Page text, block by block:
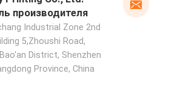
производителя
Industrial Zone 2nd
5,Zhoushi Road,
District, Shenzhen
Province, China